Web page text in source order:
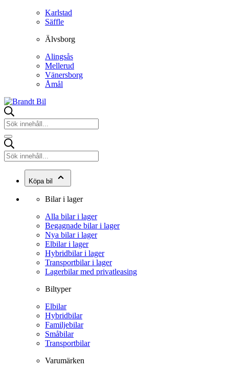
Karlstad
Säffle
Älvsborg
Alingsås
Mellerud
Vänersborg
Åmål
Köpa bil
Bilar i lager
Alla bilar i lager
Begagnade bilar i lager
Nya bilar i lager
Elbilar i lager
Hybridbilar i lager
Transportbilar i lager
Lagerbilar med privatleasing
Biltyper
Elbilar
Hybridbilar
Familjebilar
Småbilar
Transportbilar
Varumärken